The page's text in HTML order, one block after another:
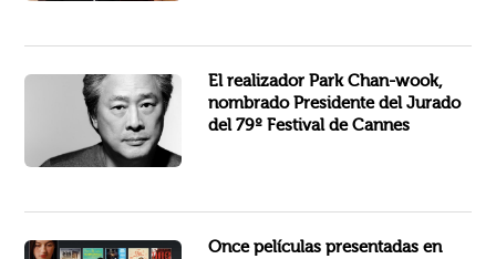
El realizador Park Chan-wook,
nombrado Presidente del Jurado
del 79º Festival de Cannes
Aclamado internacionalmente por la crítica y el público, el director, guionista y productor surcoreano Park Chan-wook...
Once películas presentadas en
Once películas presentadas en el Festival de San Sebastián han sido premiadas en 23 de las 25 categorías de...